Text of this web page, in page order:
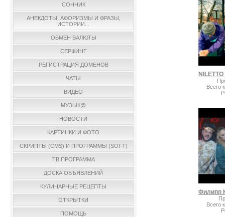
СОННИК
АНЕКДОТЫ, АФОРИЗМЫ И ФРАЗЫ,
ИСТОРИИ...
ОБМЕН ВАЛЮТЫ
СЕРФИНГ
РЕГИСТРАЦИЯ ДОМЕНОВ
ЧАТЫ
ВИДЕО
МУЗЫК@
НОВОСТИ
КАРТИНКИ И ФОТО
СКРИПТЫ (CMS) И ПРОГРАММЫ (SOFT)
ТВ ПРОГРАММА
ДОСКА ОБЪЯВЛЕНИЙ
КУЛИНАРНЫЕ РЕЦЕПТЫ
ОТКРЫТКИ
ПОМОЩЬ
Всего
Всего